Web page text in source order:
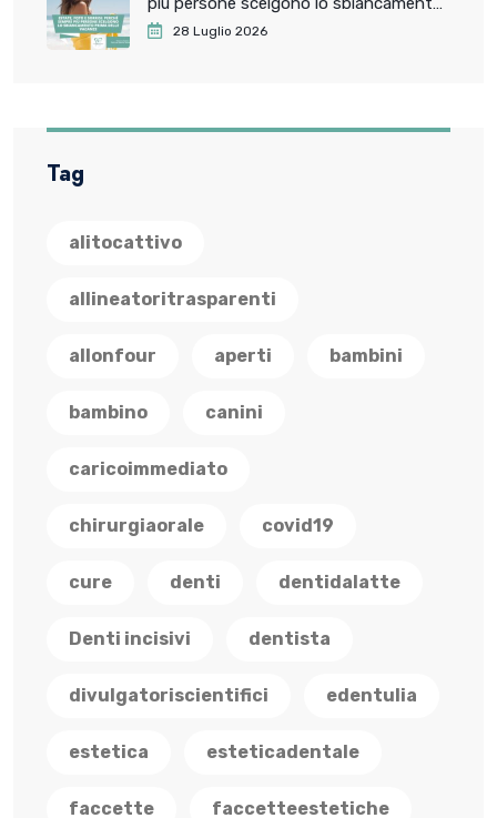
dentale prima delle vacanze
28 Luglio 2026
Tag
alitocattivo
allineatoritrasparenti
allonfour aperti bambini
bambino canini
caricoimmediato
chirurgiaorale covid19
cure denti dentidalatte
Denti incisivi dentista
divulgatoriscientifici edentulia
estetica esteticadentale
faccette faccetteestetiche